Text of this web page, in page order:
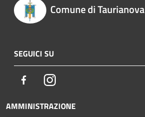
Comune di Taurianova
SEGUICI SU
FacebookInstagram
AMMINISTRAZIONE